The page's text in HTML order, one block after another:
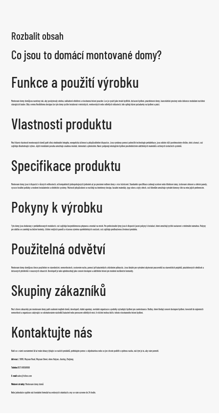
Rozbalit obsah
Co jsou to domácí montované domy?
Funkce a použití výrobku
Montované domy domůjsou navrženy tak, aby poskytovaly odolná, nákladově efektivní a všestranná řešení pouzder. Lze je využít jako trvalé bydliště, dočasné bydlení, prázdninové domy, kancelářské prostory nebo dokonce modulární rozšíření
stávajících budov. Díky svému flexibilnímu designu lze tyto domy rychle instalovat v městských, venkovských nebo odlehlých oblastech, kde splňují různé požadavky na bydlení a práci.
Vlastnosti produktu
Mezi hlavní vlastnosti montovaných domů patří silná strukturální integrita, energetická účinnost a přizpůsobitelné dispozice. Jsou vyrobeny pomocí pokročilé technologie prefabrikace, jsou odolné vůči povětrnostním vlivům, ohni a korozi, což
zajišťuje dlouhotrvající výkon. Jejich modulární povaha umožňuje snadnou montáž, demontáž a přemístění. Navíc podporují ekologické bydlení prostřednictvím udržitelných materiálů a účinných izolačních systémů.
Specifikace produktu
Montované domy jsou k dispozici v různých velikostech, od kompaktních jednopokojových jednotek až po prostorné rodinné domy s více ložnicemi. Standardní specifikace zahrnují ocelové nebo hliníkové rámy, izolované stěnové a střešní panely,
vysoce kvalitní podlahy a moderní instalatérské a elektrické systémy. Možnosti přizpůsobení se rozšiřují na interiérový design, fasádní materiály, typy oken a styly střech, což klientům umožňuje vytvářet domovy šité na míru jejich preferencím.
Pokyny k výrobku
Tyto domy jsou dodávány v prefabrikovaných modulech, což zajišťuje bezproblémovou přepravu a montáž na místě. Pro profesionální týmy jsou k dispozici jasné pokyny k instalaci, které umožňují rychlé nastavení s minimální námahou. Pokyny
pro údržbu se zaměřují na běžné kontroly, čištění vnějších panelů a včasnou výměnu opotřebitelných součástí, což zajišťuje prodlouženou životnost produktu.
Použitelná odvětví
Montované domy domůjsou široce použitelné ve stavebnictví, nemovitostech, cestovním ruchu, pomoci při katastrofách a těžebním průmyslu. Jsou ideální pro vytváření ubytování pracovníků na staveništích projektů, prázdninových středisek a
dočasných přístřešků v nouzových situacích. Developeři je také upřednostňují jako cenově dostupné a udržitelné řešení pro moderní rezidenční komunity.
Skupiny zákazníků
Mezi cílové zákazníky pro montované domy patří soukromí majitelé domů, developeři, vládní agentury, nevládní organizace a podniky vyžadující bydlení pro zaměstnance. Rodiny, které hledají cenově dostupné bydlení, investoři do nájemních
nemovitostí a organizace zabývající se odstraňováním následků katastrof nebo provozem odlehlých míst, ti všichni mohou těžit z tohoto všestranného řešení bydlení.
Kontaktujte nás
Rádi se s vámi seznámíme! Ať už máte dotazy týkající se našich produktů, potřebujete pomoc s objednávkou nebo se jen chcete podělit o zpětnou vazbu, náš tým je tu, aby vám pomohl.
Adresa:č. 5888, Wuyuan Road, Wuyuan Street, okres Haiyan, Jiaxing, Zhejiang
Telefon:0573-86598806
E-mail:sales@fsilon.com
Webové stránky: Montované domy domů
Nebo jednoduše vyplňte náš kontaktní formulář na webových stránkách a my se vám ozveme do 24 hodin.